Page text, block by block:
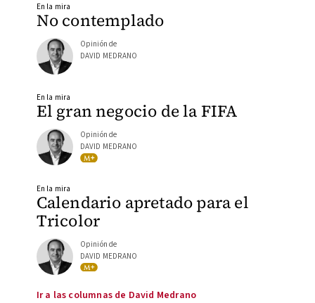
No contemplado
En la mira
Opinión de
DAVID MEDRANO
El gran negocio de la FIFA
En la mira
Opinión de
DAVID MEDRANO
Calendario apretado para el
Tricolor
En la mira
Opinión de
DAVID MEDRANO
Ir a las columnas de David Medrano